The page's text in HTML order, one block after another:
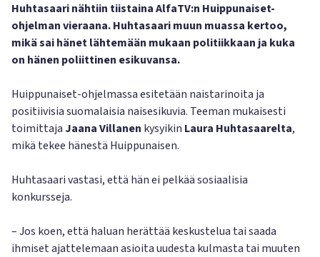
Huhtasaari nähtiin tiistaina AlfaTV:n Huippunaiset-
ohjelman vieraana. Huhtasaari muun muassa kertoo,
mikä sai hänet lähtemään mukaan politiikkaan ja kuka
on hänen poliittinen esikuvansa.
Huippunaiset-ohjelmassa esitetään naistarinoita ja
positiivisia suomalaisia naisesikuvia. Teeman mukaisesti
toimittaja Jaana Villanen kysyikin Laura Huhtasaarelta,
mikä tekee hänestä Huippunaisen.
Huhtasaari vastasi, että hän ei pelkää sosiaalisia
konkursseja.
– Jos koen, että haluan herättää keskustelua tai saada
ihmiset ajattelemaan asioita uudesta kulmasta tai muuten